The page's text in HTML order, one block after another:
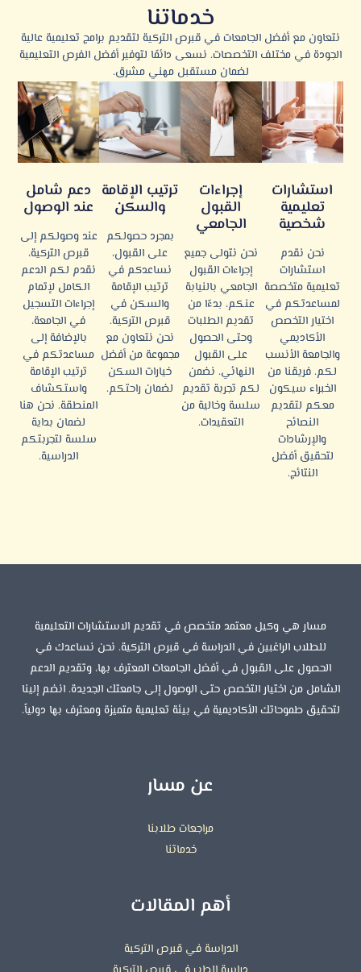
خدماتنا
نتعاون مع أفضل الجامعات في قبرص التركية لتقديم برامج تعليمية عالية
الجودة في مختلف التخصصات. نسعى دائمًا لتوفير أفضل الفرص التعليمية
لضمان مستقبل مهني مشرق.
استشارات
تعليمية
شخصية
نحن نقدم
استشارات
تعليمية متخصصة
لمساعدتكم في
اختيار التخصص
الأكاديمي
والجامعة الأنسب
لكم. فريقنا من
الخبراء سيكون
معكم لتقديم
النصائح
والإرشادات
لتحقيق أفضل
النتائج.
إجراءات
القبول
الجامعي
نحن نتولى جميع
إجراءات القبول
الجامعي بالنيابة
عنكم، بدءًا من
تقديم الطلبات
وحتى الحصول
على القبول
النهائي. نضمن
لكم تجربة تقديم
سلسة وخالية من
التعقيدات.
ترتيب الإقامة
والسكن
بمجرد حصولكم
على القبول،
نساعدكم في
ترتيب الإقامة
والسكن في
قبرص التركية.
نحن نتعاون مع
مجموعة من أفضل
خيارات السكن
لضمان راحتكم.
دعم شامل
عند الوصول
عند وصولكم إلى
قبرص التركية،
نقدم لكم الدعم
الكامل لإتمام
إجراءات التسجيل
في الجامعة،
بالإضافة إلى
مساعدتكم في
ترتيب الإقامة
واستكشاف
المنطقة. نحن هنا
لضمان بداية
سلسة لتجربتكم
الدراسية.
مسار هي وكيل معتمد متخصص في تقديم الاستشارات التعليمية
للطلاب الراغبين في الدراسة في قبرص التركية. نحن نساعدك في
الحصول على القبول في أفضل الجامعات المعترف بها، وتقديم الدعم
الشامل من اختيار التخصص حتى الوصول إلى جامعتك الجديدة. انضم إلينا
لتحقيق طموحاتك الأكاديمية في بيئة تعليمية متميزة ومعترف بها دولياً.
عن مسار
مراجعات طلابنا
خدماتنا
أهم المقالات
الدراسة في قبرص التركية